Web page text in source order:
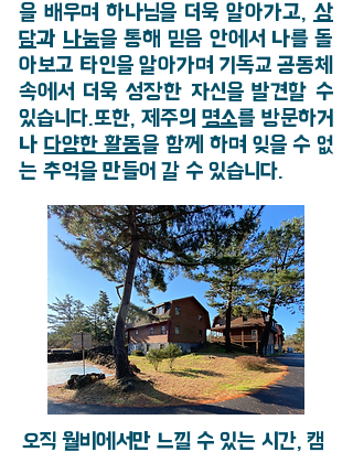
을 배우며 하나님을 더욱 알아가고, 상
담과 나눔을 통해 믿음 안에서 나를 돌
아보고 타인을 알아가며 기독교 공동체
속에서 더욱 성장한 자신을 발견할 수
있습니다.또한, 제주의명소를 방문하거
나 다양한 활동을 함께 하며 잊을 수 없
는 추억을 만들어 갈 수 있습니다.
오직 월비에서만 느낄 수 있는 시간, 캠